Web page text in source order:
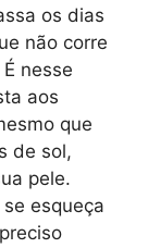
os dias
não corre
nesse
aos
que
de sol,
pele.
esqueça